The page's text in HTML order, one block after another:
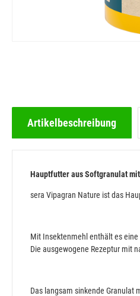
Artikelbeschreibung
Hauptfutter aus Softgranulat mit
sera Vipagran Nature ist das
Mit Insektenmehl enthält es
Die ausgewogene Rezeptur mit
Das langsam sinkende Granulat